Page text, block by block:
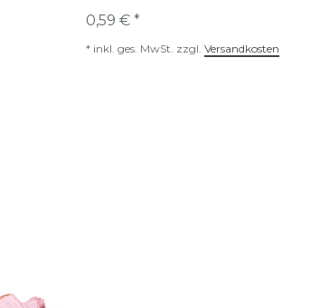
0,59 € *
* inkl. ges. MwSt. zzgl. Versandkosten